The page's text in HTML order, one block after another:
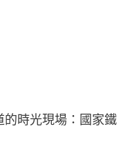
的時光現場：國家鐵